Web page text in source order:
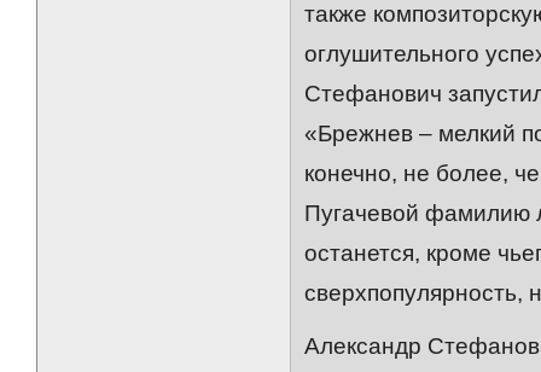
также
оглушительного
Стефанович
«Брежнев – мелкий
конечно, не более,
Пугачевой фамилию
останется, кроме
сверхпопулярность,
Александр